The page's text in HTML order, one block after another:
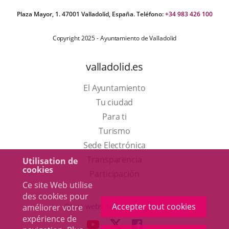
Utilisation de
cookies
Ce site Web utilise
des cookies pour
améliorer votre
expérience de
Accepter tout cookies
Plaza Mayor, 1. 47001 Valladolid, España. Teléfono:+34 983 426 100
Copyright 2025 - Ayuntamiento de Valladolid
valladolid.es
El Ayuntamiento
Tu ciudad
Para ti
TurismoEste
enlace
una
ventana
Sede Electrónica
externa.
Otras webs del ayuntamiento
ENLACEENLACEENLACE